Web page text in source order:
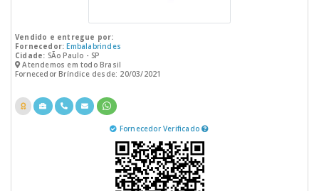
Vendido e entregue por:
Fornecedor: Embalabrindes
Cidade: SÃo Paulo - SP
Atendemos em todo Brasil
Fornecedor Bríndice desde: 20/03/2021
Fornecedor Verificado